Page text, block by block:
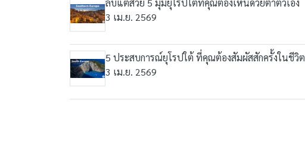
ลับแต่สวย 5 มุมยุโรปใต้ที่คุณต้องเห็นด้วยตาตัวเอง
3 เม.ย. 2569
5 ประสบการณ์ยุโรปใต้ ที่คุณต้องสัมผัสสักครั้งในชีวิต
3 เม.ย. 2569